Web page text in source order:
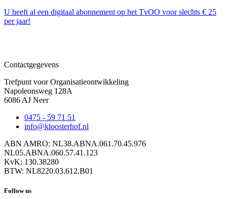
U heeft al een digitaal abonnement op het TvOO voor slechts € 25
per jaar!
Contactgegevens
Trefpunt voor Organisatieontwikkeling
Napoleonsweg 128A
6086 AJ Neer
0475 - 59 71 51
info@kloosterhof.nl
ABN AMRO: NL38.ABNA.061.70.45.976
NL05.ABNA.060.57.41.123
KvK: 130.38280
BTW: NL8220.03.612.B01
Follow us